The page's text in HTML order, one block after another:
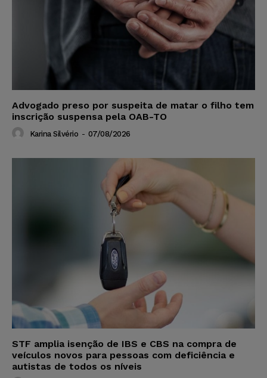
Advogado preso por suspeita de matar o filho tem
inscrição suspensa pela OAB-TO
Karina Silvério - 07/08/2026
STF amplia isenção de IBS e CBS na compra de
veículos novos para pessoas com deficiência e
autistas de todos os níveis